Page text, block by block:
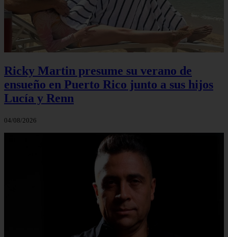
Ricky Martin presume su verano de
ensueño en Puerto Rico junto a sus hijos
Lucía y Renn
04/08/2026